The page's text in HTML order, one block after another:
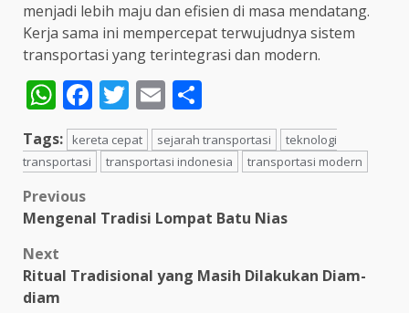
menjadi lebih maju dan efisien di masa mendatang.
Kerja sama ini mempercepat terwujudnya sistem
transportasi yang terintegrasi dan modern.
WhatsApp
Facebook
Twitter
Email
Tags: kereta cepat sejarah transportasi
teknologi
transportasi
transportasi indonesia transportasi modern
Post
navigation
Previous
Mengenal Tradisi Lompat Batu Nias
Next
Ritual Tradisional yang Masih Dilakukan Diam-
diam